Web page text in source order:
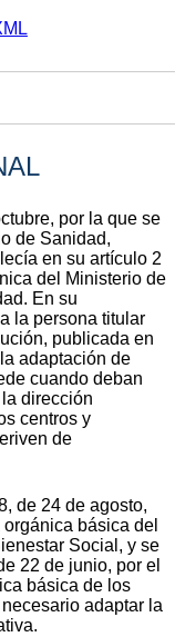
por la que se
de Sanidad,
en su artículo 2
del Ministerio de
En su
la persona titular
publicada en
adaptación de
cuando deban
dirección
centros y
de
de 24 de agosto,
básica del
Social, y se
22 de junio, por el
básica de los
adaptar la